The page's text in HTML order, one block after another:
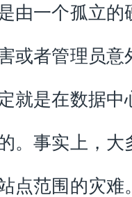
由一个孤立的
或者管理员意
就是在数据中
。事实上，大
点范围的灾难